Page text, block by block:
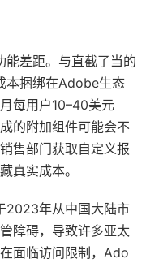
差距。与直截了当的
本捆绑在Adobe生态
每用户10–40美元
的附加组件可能会不
售部门获取自定义报
真实成本。
2023年从中国大陆市
障碍，导致许多亚太
面临访问限制，Ado